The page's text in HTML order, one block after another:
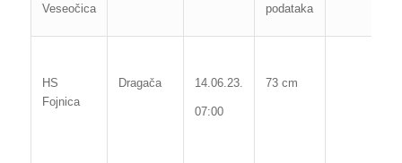
Veseočica
podataka
HS
Fojnica
Dragača 14.06.23.
07:00
73 cm